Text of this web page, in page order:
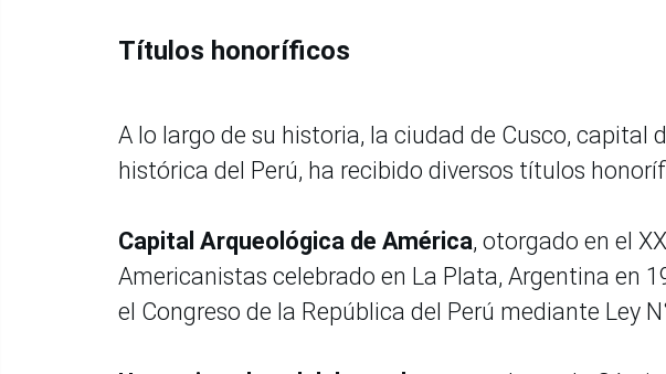
Títulos honoríficos
A lo largo de su historia, la ciudad de Cusco, capital
histórica del Perú, ha recibido diversos títulos
Capital Arqueológica de América, otorgado en el
Americanistas celebrado en La Plata, Argentina en
el Congreso de la República del Perú mediante Ley